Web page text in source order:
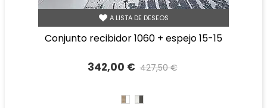
A LISTA DE DESEOS
conjunto recibidor 1060 + espejo 15-15
342,00 € 427,50 €
CAMBRIAN/BLANCO
TIBET